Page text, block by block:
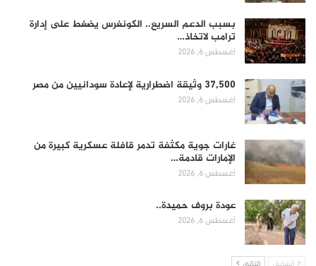
بسبب الدعم السريع.. الكونغرس يضغط على إدارة
ترامب لاتخاذ…
أغسطس 6, 2026
37,500 وثيقة اضطرارية لإعادة سودانيين من مصر
أغسطس 6, 2026
غارات جوية مكثفة تدمر قافلة عسكرية كبيرة من
الإمارات قادمة…
أغسطس 6, 2026
عودة بروف حميدة..
أغسطس 6, 2026